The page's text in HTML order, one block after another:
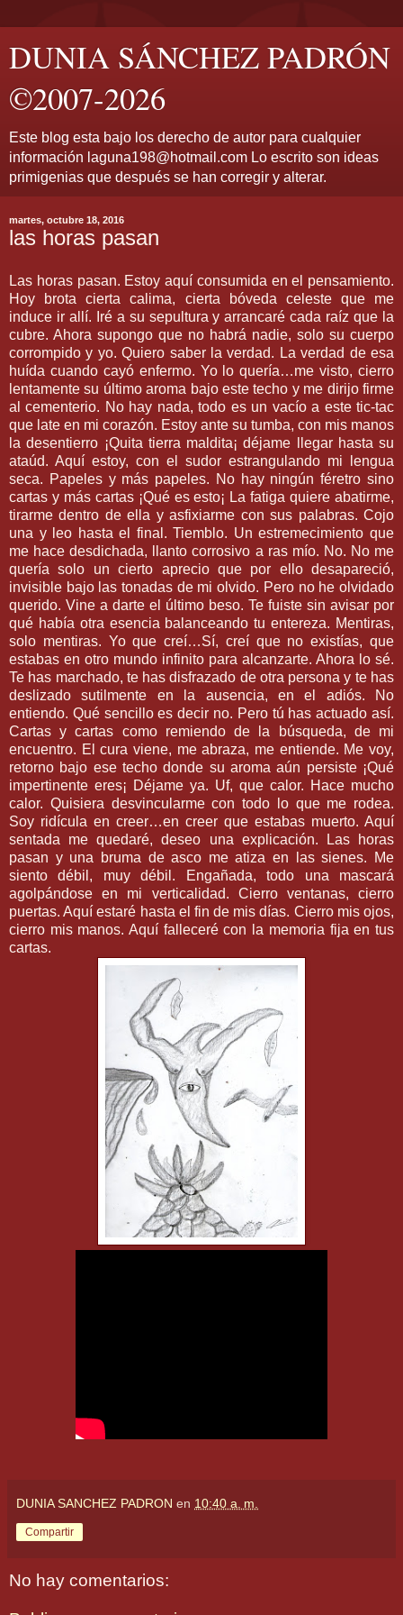
DUNIA SÁNCHEZ PADRÓN
©2007-2026
Este blog esta bajo los derecho de autor para cualquier
información laguna198@hotmail.com Lo escrito son ideas
primigenias que después se han corregir y alterar.
martes, octubre 18, 2016
las horas pasan
Las horas pasan. Estoy aquí consumida en el pensamiento.
Hoy brota cierta calima, cierta bóveda celeste que me
induce ir allí. Iré a su sepultura y arrancaré cada raíz que la
cubre. Ahora supongo que no habrá nadie, solo su cuerpo
corrompido y yo. Quiero saber la verdad. La verdad de esa
huída cuando cayó enfermo. Yo lo quería…me visto, cierro
lentamente su último aroma bajo este techo y me dirijo firme
al cementerio. No hay nada, todo es un vacío a este tic-tac
que late en mi corazón. Estoy ante su tumba, con mis manos
la desentierro ¡Quita tierra maldita¡ déjame llegar hasta su
ataúd. Aquí estoy, con el sudor estrangulando mi lengua
seca. Papeles y más papeles. No hay ningún féretro sino
cartas y más cartas ¡Qué es esto¡ La fatiga quiere abatirme,
tirarme dentro de ella y asfixiarme con sus palabras. Cojo
una y leo hasta el final. Tiemblo. Un estremecimiento que
me hace desdichada, llanto corrosivo a ras mío. No. No me
quería solo un cierto aprecio que por ello desapareció,
invisible bajo las tonadas de mi olvido. Pero no he olvidado
querido. Vine a darte el último beso. Te fuiste sin avisar por
qué había otra esencia balanceando tu entereza. Mentiras,
solo mentiras. Yo que creí…Sí, creí que no existías, que
estabas en otro mundo infinito para alcanzarte. Ahora lo sé.
Te has marchado, te has disfrazado de otra persona y te has
deslizado sutilmente en la ausencia, en el adiós. No
entiendo. Qué sencillo es decir no. Pero tú has actuado así.
Cartas y cartas como remiendo de la búsqueda, de mi
encuentro. El cura viene, me abraza, me entiende. Me voy,
retorno bajo ese techo donde su aroma aún persiste ¡Qué
impertinente eres¡ Déjame ya. Uf, que calor. Hace mucho
calor. Quisiera desvincularme con todo lo que me rodea.
Soy ridícula en creer…en creer que estabas muerto. Aquí
sentada me quedaré, deseo una explicación. Las horas
pasan y una bruma de asco me atiza en las sienes. Me
siento débil, muy débil. Engañada, todo una mascará
agolpándose en mi verticalidad. Cierro ventanas, cierro
puertas. Aquí estaré hasta el fin de mis días. Cierro mis ojos,
cierro mis manos. Aquí falleceré con la memoria fija en tus
cartas.
DUNIA SANCHEZ PADRON en 10:40 a. m.
Compartir
No hay comentarios: